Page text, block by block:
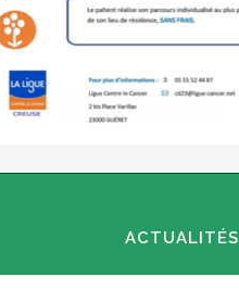
ACTUALITÉS